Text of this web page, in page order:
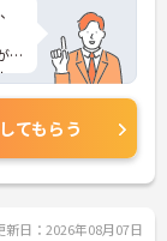
てもらう
新日：2026年08月07日